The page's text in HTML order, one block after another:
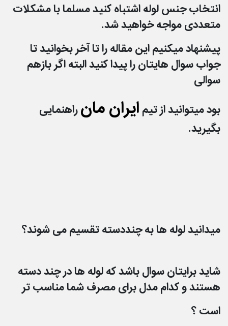
انتخاب جنسلوله اشتباه کنید مسلما با مشکلات
متعددی مواجه خواهید شد.
پیشنهاد میکنیم این مقاله را تا آخر بخوانید تا
جواب سوال هایتان را پیدا کنید البته اگر بازهم
سوالی
بودمیتوانید از تیم ایران مانراهنمایی
بگیرید.
میدانید لوله ها به چنددسته تقسیم می شوند؟
شاید برایتان سوال باشد که لوله ها در چند دسته
هستند و کدام مدل برای مصرف شما مناسب تر
است ؟